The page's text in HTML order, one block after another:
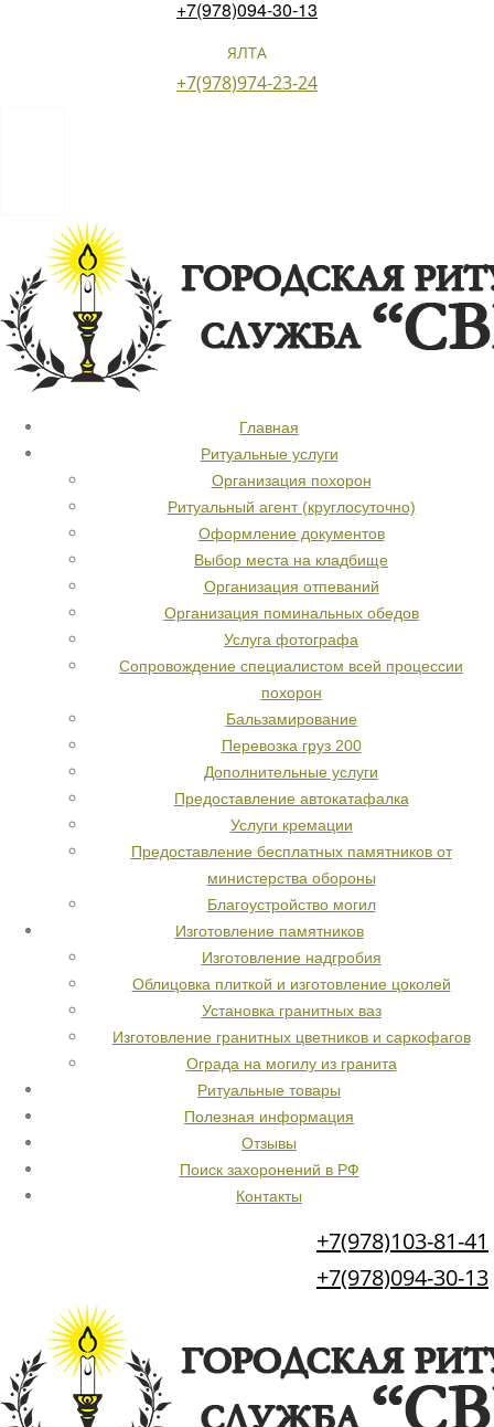
+7(978)094-30-13
ЯЛТА
+7(978)974-23-24
Главная
Ритуальные услуги
Организация похорон
Ритуальный агент (круглосуточно)
Оформление документов
Выбор места на кладбище
Организация отпеваний
Организация поминальных обедов
Услуга фотографа
Сопровождение специалистом всей процессии
похорон
Бальзамирование
Перевозка груз 200
Дополнительные услуги
Предоставление автокатафалка
Услуги кремации
Предоставление бесплатных памятников от
министерства обороны
Благоустройство могил
Изготовление памятников
Изготовление надгробия
Облицовка плиткой и изготовление цоколей
Установка гранитных ваз
Изготовление гранитных цветников и саркофагов
Ограда на могилу из гранита
Ритуальные товары
Полезная информация
Отзывы
Поиск захоронений в РФ
Контакты
+7(978)103-81-41
+7(978)094-30-13